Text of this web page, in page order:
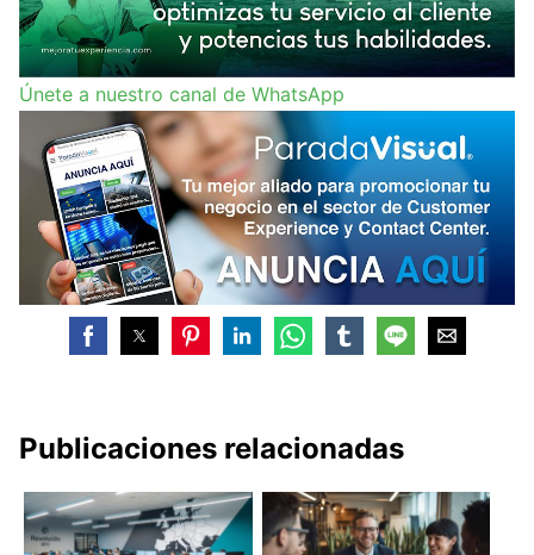
Únete a nuestro canal de WhatsApp
Publicaciones relacionadas